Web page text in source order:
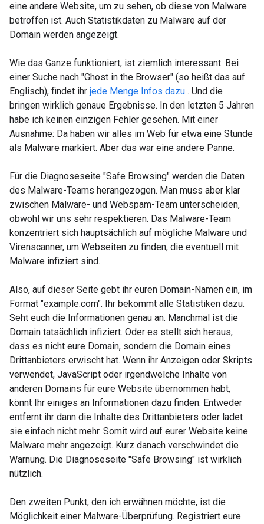
eine andere Website, um zu sehen, ob diese von Malware
betroffen ist. Auch Statistikdaten zu Malware auf der
Domain werden angezeigt.
Wie das Ganze funktioniert, ist ziemlich interessant. Bei
einer Suche nach "Ghost in the Browser" (so heißt das auf
Englisch), findet ihr jede Menge Infos dazu . Und die
bringen wirklich genaue Ergebnisse. In den letzten 5 Jahren
habe ich keinen einzigen Fehler gesehen. Mit einer
Ausnahme: Da haben wir alles im Web für etwa eine Stunde
als Malware markiert. Aber das war eine andere Panne.
Für die Diagnoseseite "Safe Browsing" werden die Daten
des Malware-Teams herangezogen. Man muss aber klar
zwischen Malware- und Webspam-Team unterscheiden,
obwohl wir uns sehr respektieren. Das Malware-Team
konzentriert sich hauptsächlich auf mögliche Malware und
Virenscanner, um Webseiten zu finden, die eventuell mit
Malware infiziert sind.
Also, auf dieser Seite gebt ihr euren Domain-Namen ein, im
Format "example.com". Ihr bekommt alle Statistiken dazu.
Seht euch die Informationen genau an. Manchmal ist die
Domain tatsächlich infiziert. Oder es stellt sich heraus,
dass es nicht eure Domain, sondern die Domain eines
Drittanbieters erwischt hat. Wenn ihr Anzeigen oder Skripts
verwendet, JavaScript oder irgendwelche Inhalte von
anderen Domains für eure Website übernommen habt,
könnt Ihr einiges an Informationen dazu finden. Entweder
entfernt ihr dann die Inhalte des Drittanbieters oder ladet
sie einfach nicht mehr. Somit wird auf eurer Website keine
Malware mehr angezeigt. Kurz danach verschwindet die
Warnung. Die Diagnoseseite "Safe Browsing" ist wirklich
nützlich.
Den zweiten Punkt, den ich erwähnen möchte, ist die
Möglichkeit einer Malware-Überprüfung. Registriert eure